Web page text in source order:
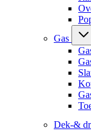
Gas
Dek-&